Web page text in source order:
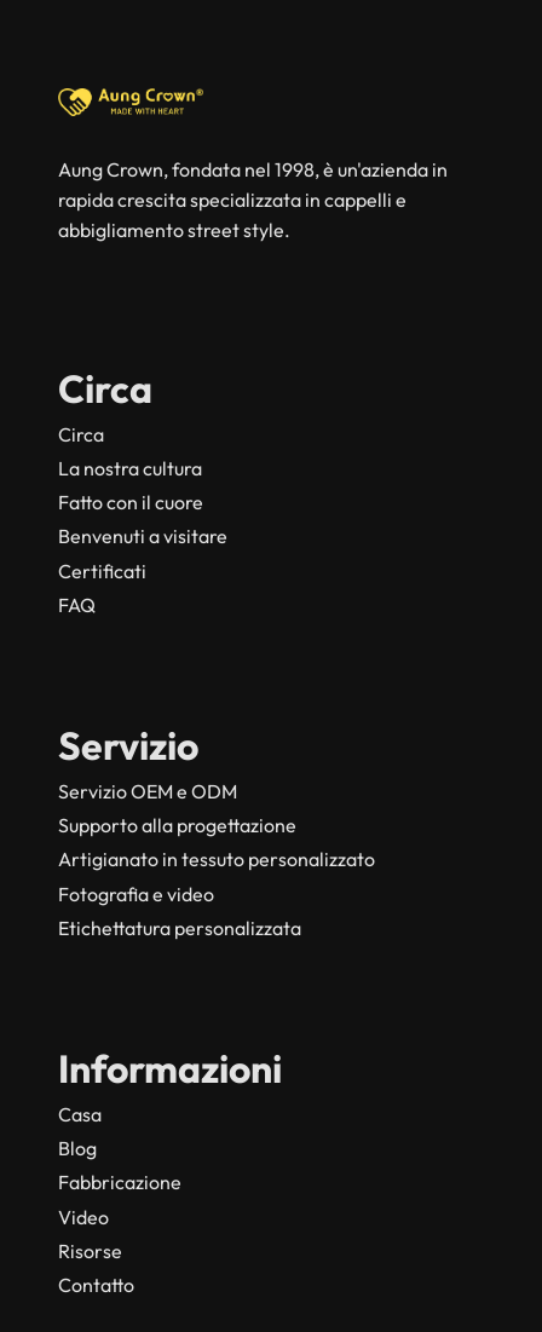
Aung Crown, fondata nel 1998, è un'azienda in
rapida crescita specializzata in cappelli e
abbigliamento street style.
Circa
Circa
La nostra cultura
Fatto con il cuore
Benvenuti a visitare
Certificati
FAQ
Servizio
Servizio OEM e ODM
Supporto alla progettazione
Artigianato in tessuto personalizzato
Fotografia e video
Etichettatura personalizzata
Informazioni
Casa
Blog
Fabbricazione
Video
Risorse
Contatto